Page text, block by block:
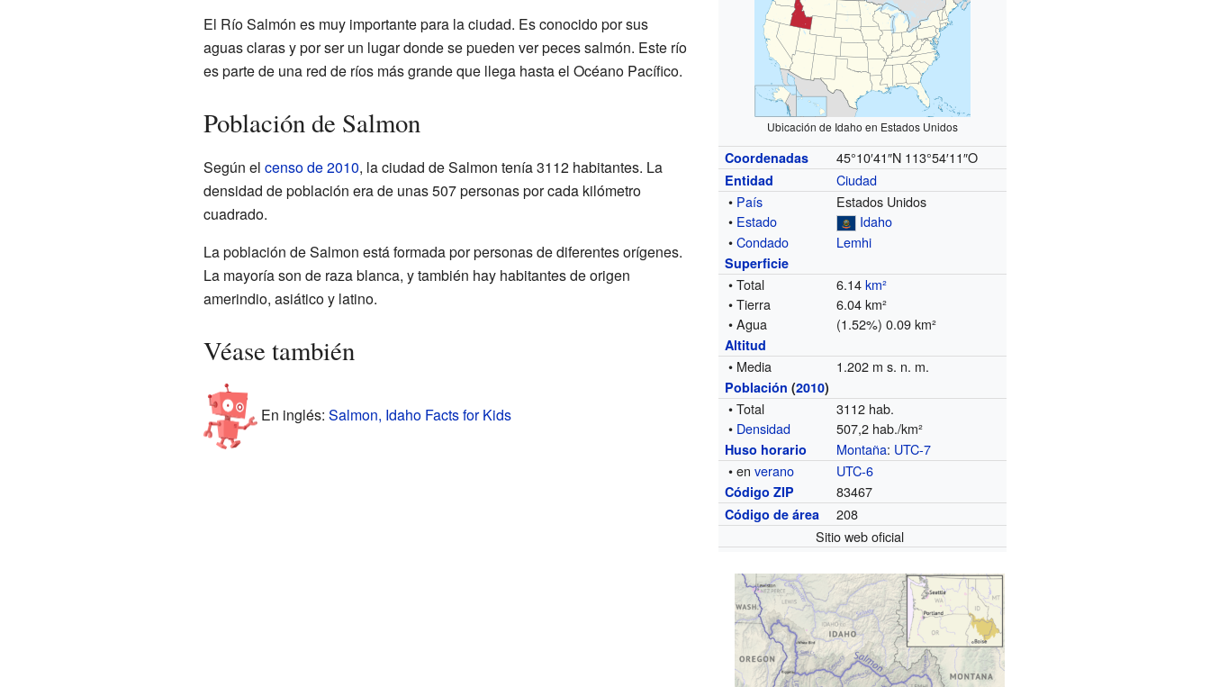
Ubicación de Idaho en Estados Unidos
Coordenadas 45°10′41″N 113°54′11″O
Entidad
Ciudad
• País
Estados Unidos
• Estado
Idaho
•Condado Lemhi
Superficie
• Total 6.14km²
• Tierra
6.04 km²
• Agua
(1.52%) 0.09 km²
Altitud
• Media 1.202 m s. n. m.
Población (2010)
• Total
3112 hab.
• Densidad 507,2 hab./km²
Huso horario Montaña: UTC-7
• enverano UTC-6
Código ZIP 83467
Código de área
208
Sitio web oficial
El Río Salmón es muy importante para la ciudad. Es conocido por sus
aguas claras y por ser un lugar donde se pueden ver peces salmón. Este río
es parte de una red de ríos más grande que llega hasta el Océano Pacífico.
Población de Salmon
Según el censo de 2010, la ciudad de Salmon tenía 3112 habitantes. La
densidad de población era de unas 507 personas por cada kilómetro
cuadrado.
La población de Salmon está formada por personas de diferentes orígenes.
La mayoría son de raza blanca, y también hay habitantes de origen
amerindio, asiático y latino.
Véase también
En inglés: Salmon, Idaho Facts for Kids